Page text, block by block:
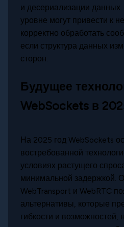
и десериализации
уровне могут привести к
корректно обработать
если структура данных
сторон.
Будущее
WebSockets в
На 2025 год WebSockets
востребованной
условиях растущего
минимальной задержкой.
WebTransport и WebRTC
альтернативы, которые
гибкости и возможностей,